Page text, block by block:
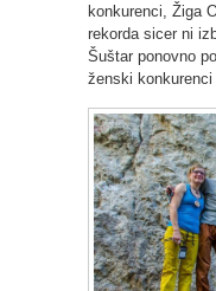
konkurenci, Žiga
rekorda sicer ni
Šuštar ponovno
ženski